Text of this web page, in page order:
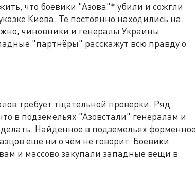
что боевики "Азова"* убили и сожгли
Киева. Те постоянно находились на
чиновники и генералы Украины
"партнёры" расскажут всю правду о
требует тщательной проверки. Ряд
в подземельях "Азовстали" генералам и
Найденное в подземельях форменное
ещё ни о чём не говорит. Боевики
и массово закупали западные вещи в